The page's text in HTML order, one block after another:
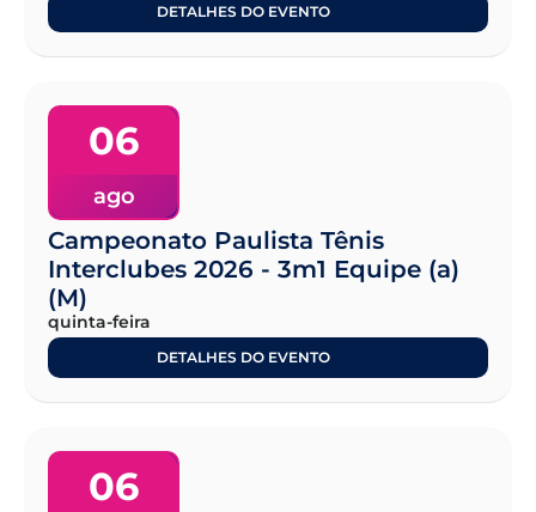
DETALHES DO EVENTO
06
ago
Campeonato Paulista Tênis
Interclubes 2026 - 3m1 Equipe (a)
(M)
quinta-feira
DETALHES DO EVENTO
06